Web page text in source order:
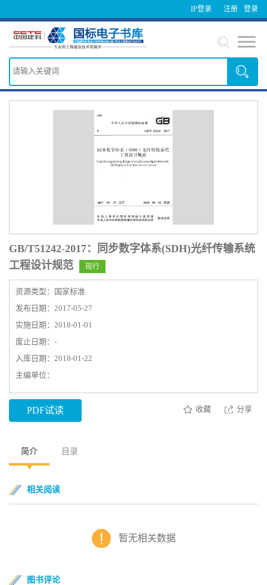
IP登录 登录
注册
GB/T51242-2017：同步数字体系(SDH)光纤传输系统
工程设计规范
现行
资源类型：国家标准
发布日期：2017-05-27
实施日期：2018-01-01
废止日期：-
入库日期：2018-01-22
主编单位：
PDF试读 收藏 分享
简介 目录
相关阅读
暂无相关数据
图书评论